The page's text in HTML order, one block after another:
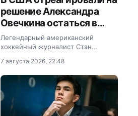
решение Александра
Овечкина остаться в
НХЛ
Легендарный американский
хоккейный журналист Стэн
решении российского
нападающего «Вашингтон
Кэпиталз» Александра Овечкина
продолжить карьеру.
7 августа 2026, 22:48